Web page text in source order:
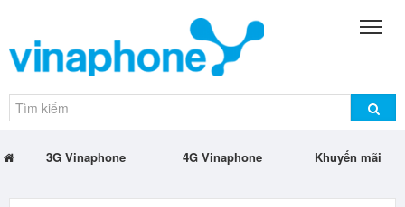
3G Vinaphone 4G Vinaphone Khuyến mãi